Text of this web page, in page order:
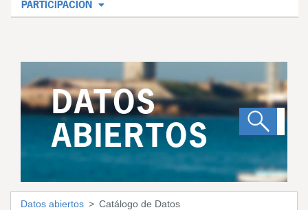
PARTICIPACIÓN
DATOS
ABIERTOS
Datos abiertos Catálogo de Datos